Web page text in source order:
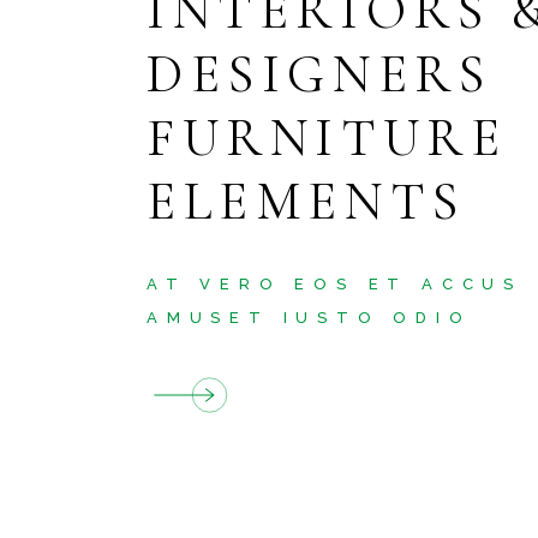
BODENLEGERARBEITEN
DESIGNERS
FURNITURE
ELEMENTS
AT VERO EOS ET ACCUS
AMUSET IUSTO ODIO